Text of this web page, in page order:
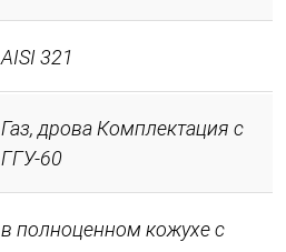
AISI 321
Газ, дрова Комплектация с
ГГУ-60
в полноценном кожухе с